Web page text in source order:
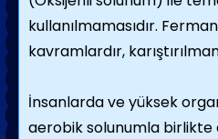
kullanılmamasıdır.
kavramlardır,
İnsanlarda ve yüksek
aerobik solunumla